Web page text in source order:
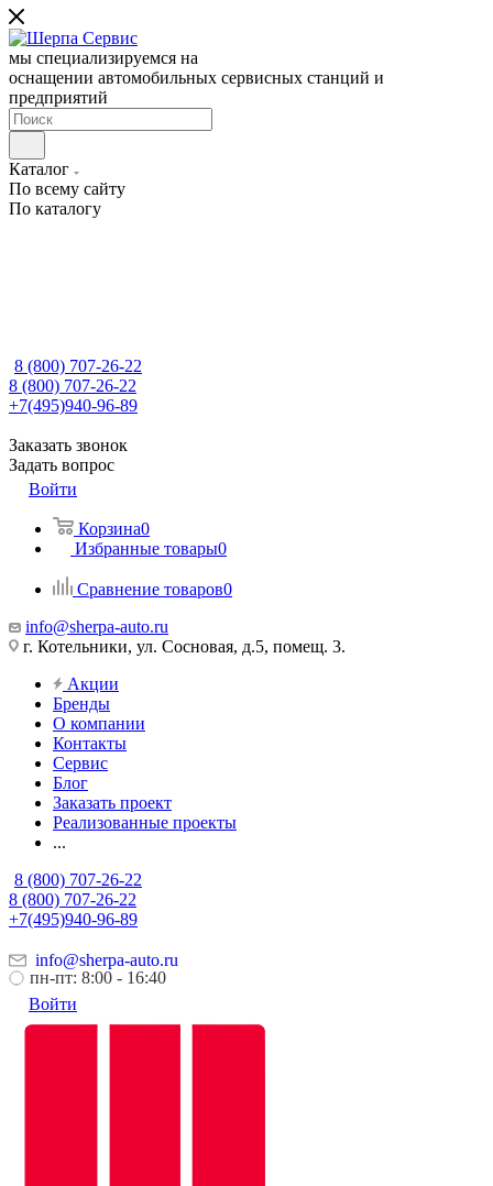
мы специализируемся на
оснащении автомобильных сервисных станций и
предприятий
Каталог
По всему сайту
По каталогу
8 (800) 707-26-22
8 (800) 707-26-22
+7(495)940-96-89
Заказать звонок
Задать вопрос
Войти
Корзина0
Избранные товары0
Сравнение товаров0
info@sherpa-auto.ru
г. Котельники, ул. Сосновая, д.5, помещ. 3.
Акции
Бренды
О компании
Контакты
Сервис
Блог
Заказать проект
Реализованные проекты
...
8 (800) 707-26-22
8 (800) 707-26-22
+7(495)940-96-89
info@sherpa-auto.ru
пн-пт: 8:00 - 16:40
Войти